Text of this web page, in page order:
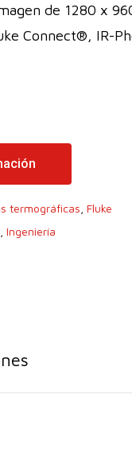
de 1280 x
Connect®, IR-
termográficas Fluke
Ingeniería